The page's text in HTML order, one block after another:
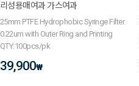
리성용매여과 가스여과
25mm PTFE Hydrophobic Syringe Filter
0.22um with Outer Ring and Printing
QTY:100pcs/pk
39,900₩